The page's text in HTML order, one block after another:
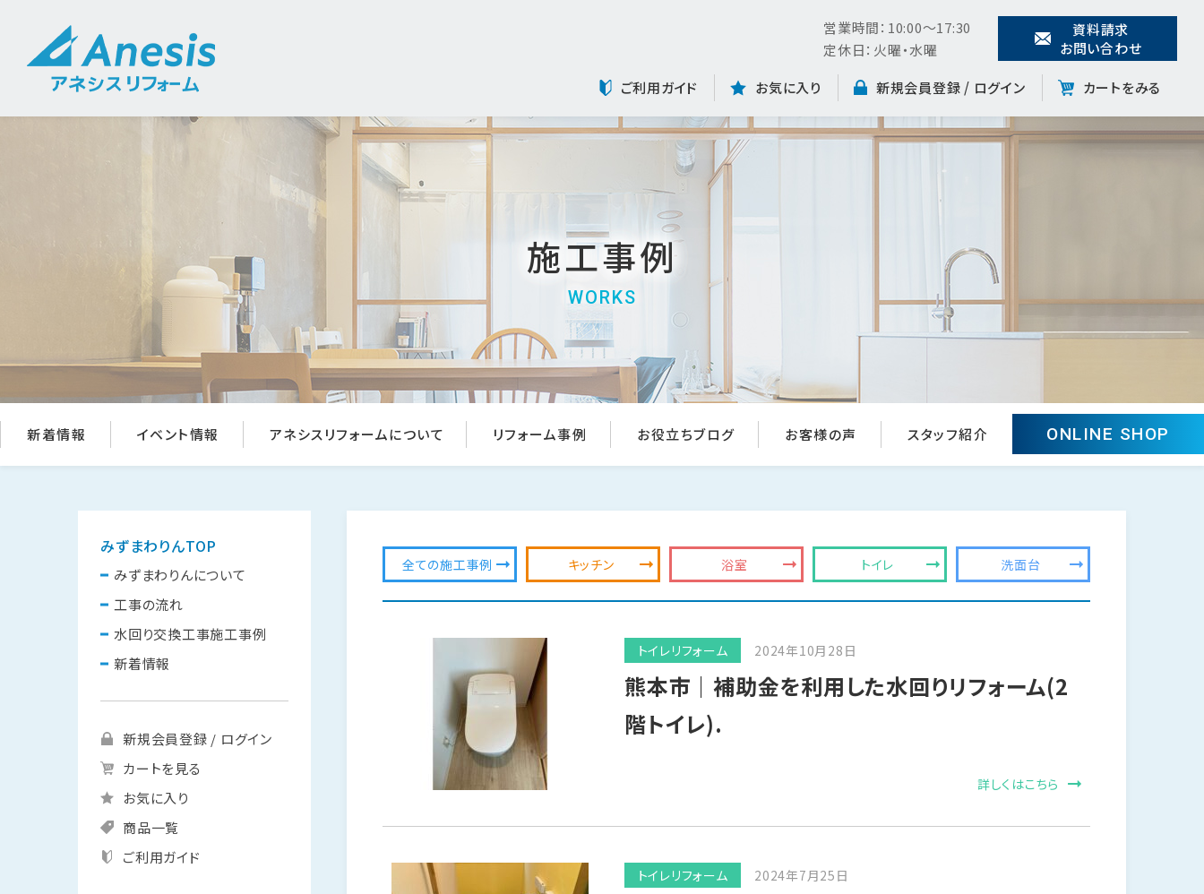
営業時間：10:00～17:30
定休日：火曜・水曜
資料請求
お問い合わせ
ご利用ガイド お気に入り 新規会員登録 / ログイン カートをみる
施工事例
WORKS
新着情報 イベント情報 アネシスリフォームについて リフォーム事例 お役立ちブログ お客様の声 スタッフ紹介 ONLINE SHOP
全ての施工事例 キッチン 浴室 トイレ 洗面台
トイレリフォーム 2024年10月28日
熊本市｜補助金を利用した水回りリフォーム(2
階トイレ).
詳しくはこちら
トイレリフォーム 2024年7月25日
みずまわりんTOP
みずまわりんについて
工事の流れ
水回り交換工事施工事例
新着情報
新規会員登録 / ログイン
カートを見る
お気に入り
商品一覧
ご利用ガイド